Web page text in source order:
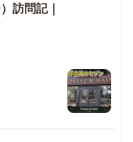
訪問記｜